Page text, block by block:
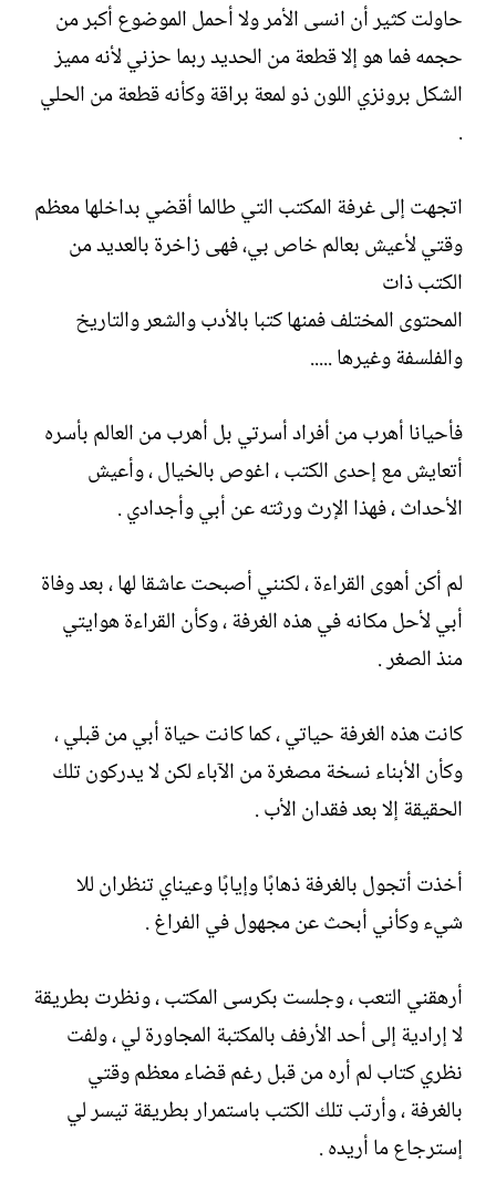
حاولت كثير أن انسى الأمر ولا أحمل الموضوع أكبر من
حجمه فما هو إلا قطعة من الحديد ربما حزني لأنه مميز
الشكل برونزي اللون ذو لمعة براقة وكأنه قطعة من الحلي
.
اتجهت إلى غرفة المكتب التي طالما أقضي بداخلها معظم
وقتي لأعيش بعالم خاص بي، فهى زاخرة بالعديد من
الكتب ذات
المحتوى المختلف فمنها كتبا بالأدب والشعر والتاريخ
والفلسفة وغيرها .....
فأحيانا أهرب من أفراد أسرتي بل أهرب من العالم بأسره
أتعايش مع إحدى الكتب ، اغوص بالخيال ، وأعيش
الأحداث ، فهذا الإرث ورثته عن أبي وأجدادي .
لم أكن أهوى القراءة ، لكنني أصبحت عاشقا لها ، بعد وفاة
أبي لأحل مكانه في هذه الغرفة ، وكأن القراءة هوايتي
منذ الصغر .
كانت هذه الغرفة حياتي ، كما كانت حياة أبي من قبلي ،
وكأن الأبناء نسخة مصغرة من الآباء لكن لا يدركون تلك
الحقيقة إلا بعد فقدان الأب .
أخذت أتجول بالغرفة ذهابًا وإيابًا وعيناي تنظران للا
شيء وكأني أبحث عن مجهول في الفراغ .
أرهقني التعب ، وجلست بكرسى المكتب ، ونظرت بطريقة
لا إرادية إلى أحد الأرفف بالمكتبة المجاورة لي ، ولفت
نظري كتاب لم أره من قبل رغم قضاء معظم وقتي
بالغرفة ، وأرتب تلك الكتب باستمرار بطريقة تيسر لي
إسترجاع ما أريده .